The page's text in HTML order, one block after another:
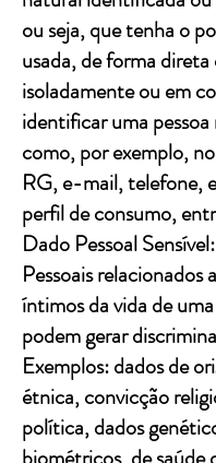
ou seja, que tenha o
usada, de forma
isoladamente ou em
identificar uma
como, por exemplo,
RG, e-mail, telefone,
perfil de consumo,
Dado Pessoal
Pessoais relacionados
íntimos da vida de
podem gerar
Exemplos: dados de
étnica, convicção
política, dados